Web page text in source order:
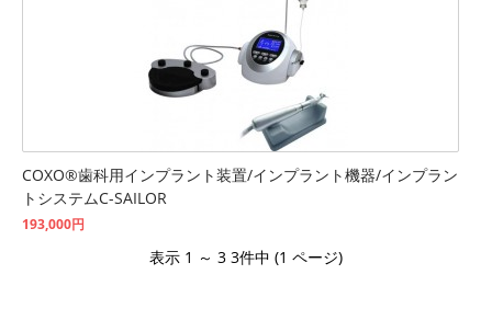
COXO®歯科用インプラント装置/インプラント機器/インプラン
トシステムC-SAILOR
193,000円
表示 1 ～ 3 3件中 (1 ページ)